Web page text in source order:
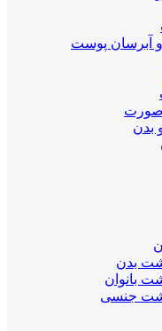
آبرسان پوست
صورت
بدن
بدن
بانوان
جنسی